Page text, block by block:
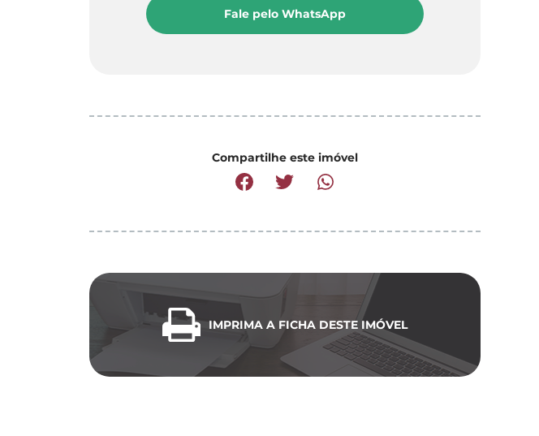
Fale pelo WhatsApp
Compartilhe este imóvel
IMPRIMA A FICHA DESTE IMÓVEL